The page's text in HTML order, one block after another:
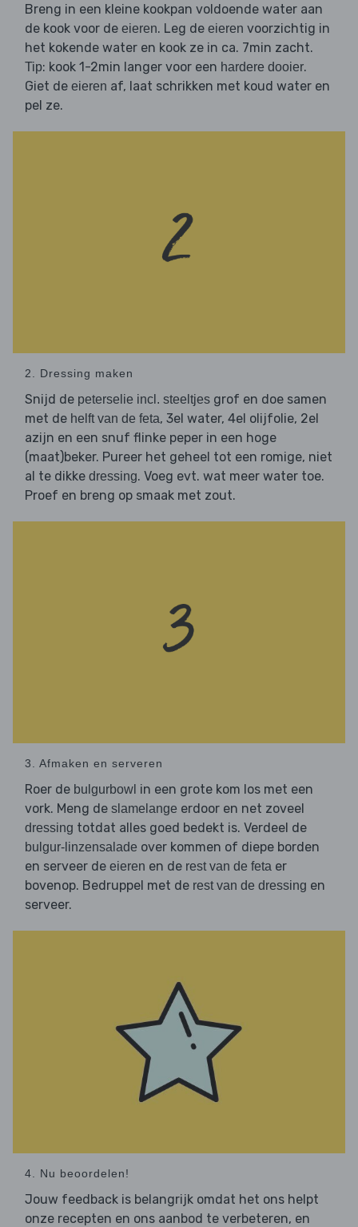
Breng in een kleine kookpan voldoende water aan
de kook voor de eieren. Leg de eieren voorzichtig in
het kokende water en kook ze in ca. 7min zacht.
Tip: kook 1-2min langer voor een hardere dooier.
Giet de eieren af, laat schrikken met koud water en
pel ze.
2. Dressing maken
Snijd de peterselie incl. steeltjes grof en doe samen
met de helft van de feta, 3el water, 4el olijfolie, 2el
azijn en een snuf flinke peper in een hoge
(maat)beker. Pureer het geheel tot een romige, niet
al te dikke dressing. Voeg evt. wat meer water toe.
Proef en breng op smaak met zout.
3. Afmaken en serveren
Roer de bulgurbowl in een grote kom los met een
vork. Meng de slamelange erdoor en net zoveel
dressing totdat alles goed bedekt is. Verdeel de
bulgur-linzensalade over kommen of diepe borden
en serveer de eieren en de rest van de feta er
bovenop. Bedruppel met de rest van de dressing en
serveer.
4. Nu beoordelen!
Jouw feedback is belangrijk omdat het ons helpt
onze recepten en ons aanbod te verbeteren, en